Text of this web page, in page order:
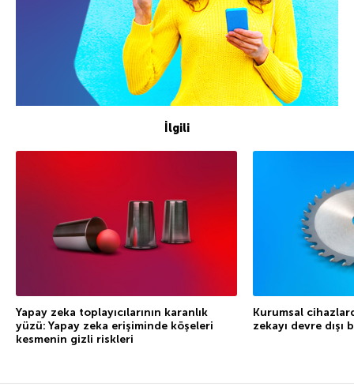
İlgili
Yapay zeka toplayıcılarının karanlık
yüzü: Yapay zeka erişiminde köşeleri
kesmenin gizli riskleri
Kurumsal
zekayı devre dışı